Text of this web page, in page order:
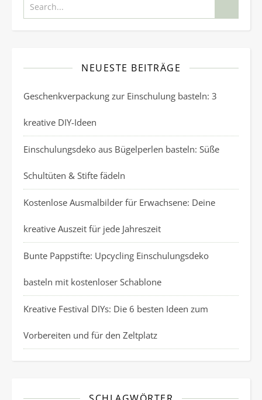
NEUESTE BEITRÄGE
Geschenkverpackung zur Einschulung basteln: 3
kreative DIY-Ideen
Einschulungsdeko aus Bügelperlen basteln: Süße
Schultüten & Stifte fädeln
Kostenlose Ausmalbilder für Erwachsene: Deine
kreative Auszeit für jede Jahreszeit
Bunte Pappstifte: Upcycling Einschulungsdeko
basteln mit kostenloser Schablone
Kreative Festival DIYs: Die 6 besten Ideen zum
Vorbereiten und für den Zeltplatz